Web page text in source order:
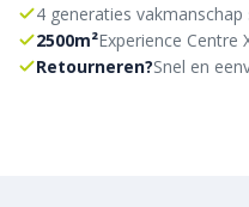
4 generaties vakmanschap
2500m²Experience Centre
Retourneren?Snel en